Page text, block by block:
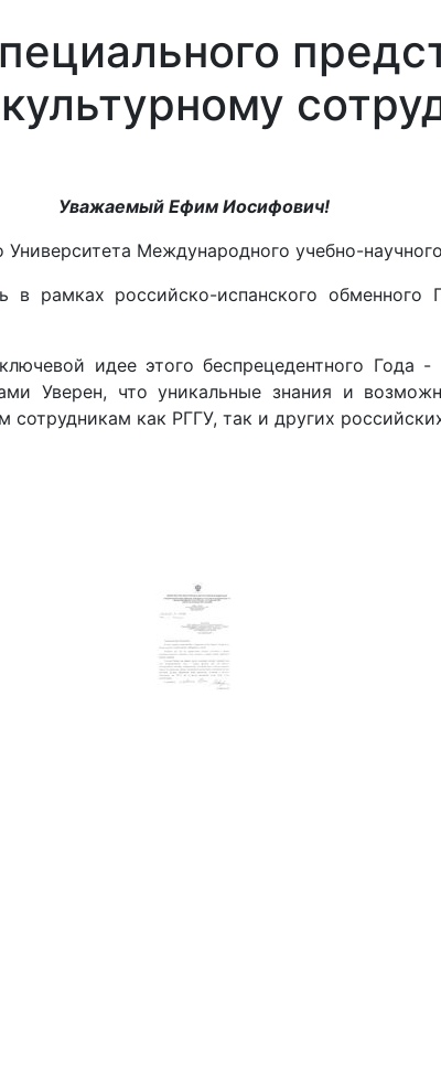
Уважаемый Ефим Иосифович!
Международного учебно-
в рамках российско-испанского
идее этого беспрецедентного Года
Уверен, что уникальные знания и
как РГГУ, так и других